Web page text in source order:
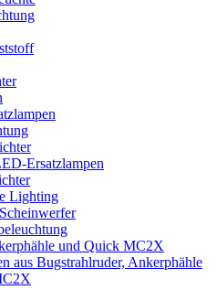
Ersatzlampen
Lighting
und Quick MC2X
aus Bugstrahlruder, Ankerphähle